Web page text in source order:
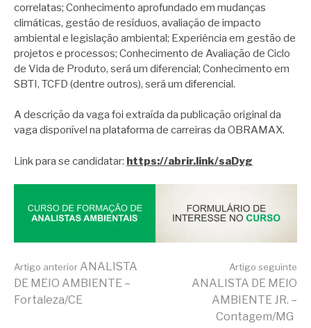
correlatas; Conhecimento aprofundado em mudanças
climáticas, gestão de resíduos, avaliação de impacto
ambiental e legislação ambiental; Experiência em gestão de
projetos e processos; Conhecimento de Avaliação de Ciclo
de Vida de Produto, será um diferencial; Conhecimento em
SBTI, TCFD (dentre outros), será um diferencial.
A descrição da vaga foi extraída da publicação original da
vaga disponível na plataforma de carreiras da OBRAMAX.
Link para se candidatar: https://abrir.link/saDyg
Continue
Artigo anterior ANALISTA
DE MEIO AMBIENTE –
Fortaleza/CE
Artigo seguinte
ANALISTA DE MEIO
AMBIENTE JR. –
Contagem/MG